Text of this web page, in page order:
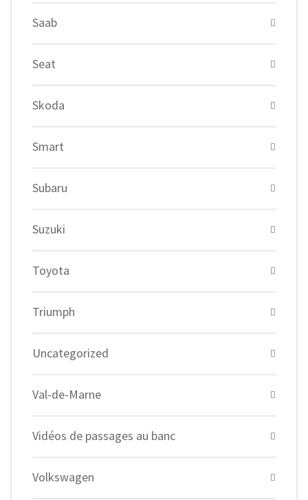
Saab
Seat
Skoda
Smart
Subaru
Suzuki
Toyota
Triumph
Uncategorized
Val-de-Marne
Vidéos de passages au banc
Volkswagen